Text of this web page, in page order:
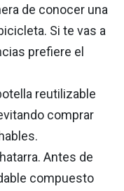
de conocer una
Si te vas a
prefiere el
reutilizable
comprar
Antes de
compuesto